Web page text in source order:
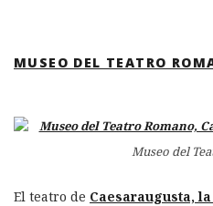
MUSEO DEL TEATRO
Museo del
El teatro de Caesaraugusta,